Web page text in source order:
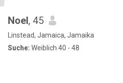
Noel, 45
Linstead, Jamaica, Jamaika
Suche: Weiblich 40 - 48